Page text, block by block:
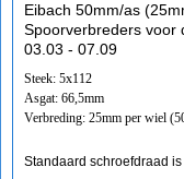
Eibach 50mm/as
Spoorverbreders voor
03.03 - 07.09
Steek: 5x112
Asgat: 66,5mm
Verbreding: 25mm per wiel
Standaard schroefdraad